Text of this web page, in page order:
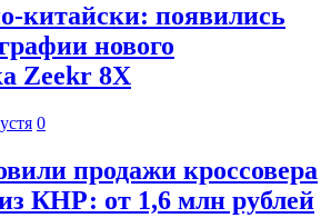
китайски: появились
нового
Zeekr 8X
0
продажи кроссовера
КНР: от 1,6 млн рублей